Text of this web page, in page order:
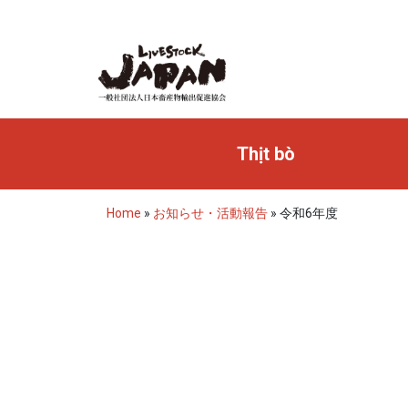
Thịt bò
Home » お知らせ・活動報告 » 令和6年度